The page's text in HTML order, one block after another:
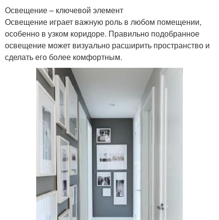
Освещение – ключевой элемент
Освещение играет важную роль в любом помещении,
особенно в узком коридоре. Правильно подобранное
освещение может визуально расширить пространство и
сделать его более комфортным.